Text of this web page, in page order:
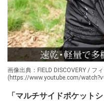
画像出典：FIELD DISCOVERY / フ
(https://www.youtube.com/
「マルチサイドポケット